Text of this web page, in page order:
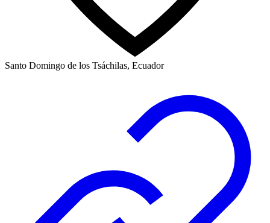
Santo Domingo de los Tsáchilas, Ecuador